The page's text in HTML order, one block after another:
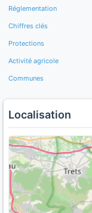
Réglementation
Chiffres clés
Protections
Activité agricole
Communes
Localisation